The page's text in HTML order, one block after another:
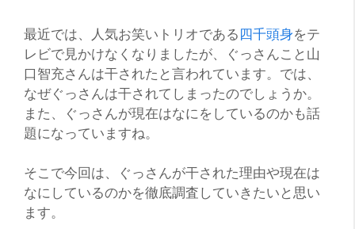
最近では、人気お笑いトリオである四千頭身をテ
レビで見かけなくなりましたが、ぐっさんこと山
口智充さんは干されたと言われています。では、
なぜぐっさんは干されてしまったのでしょうか。
また、ぐっさんが現在はなにをしているのかも話
題になっていますね。
そこで今回は、ぐっさんが干された理由や現在は
なにしているのかを徹底調査していきたいと思い
ます。